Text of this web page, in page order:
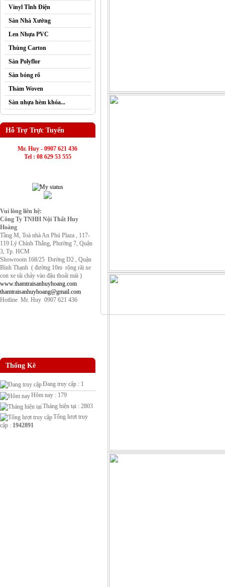
Vinyl Tĩnh Điện
Sàn Nhà Xưởng
Len Nhựa PVC
Thùng Carton
Sàn Polyflor
Sàn bóng rổ
Thảm Woven
Sàn nhựa hèm khóa...
Hỗ Trợ Trực Tuyến
Mr. Huy - 0907 621 436
Tel : 08 629 53 555
Vui lòng liên hệ:
Công Ty TNHH Nội Thất Huy
Hoàng
Tầng M, Toà nhà An Phú Plaza , 117-
119 Lý Chính Thắng, Phường 7, Quận
3, Tp. HCM
Showroom 168/25 Đường D2 , Quận
Bình Thạnh ( đường 10m rộng rãi xe
con xe tải chảy vào đậu thoải mái )
www.thamtraisanhuyhoang.com
thamtraisanhuyhoang@gmail.com
Hotline Mr. Huy 0907 621 436
Thống Kê
Đang truy cập : 1
Hôm nay : 179
Tháng hiện tại : 2803
Tổng lượt truy
cập : 1942891